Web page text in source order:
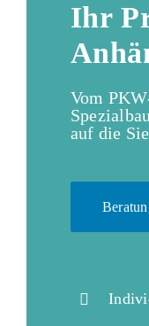
Ihr
Vom
auf die